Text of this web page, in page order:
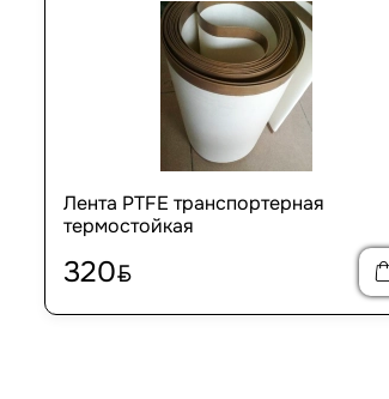
Лента PTFE транспортерная
термостойкая
320BYN